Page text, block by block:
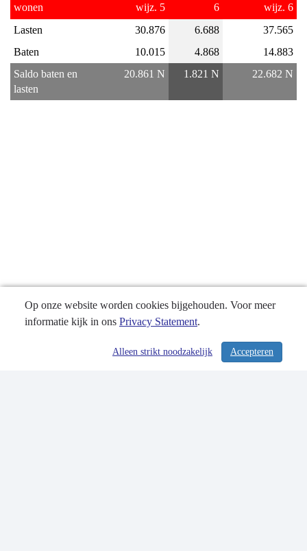
Ruimte
wonen
wijz. 5
6
wijz. 6
Lasten
30.876 6.688
37.565
Baten
10.015 4.868
14.883
Saldo baten en
lasten
20.861 N 1.821 N 22.682 N
/ 267
Op onze website worden cookies bijgehouden. Voor meer
informatie kijk in ons Privacy Statement.
Accepteren
Alleen strikt noodzakelijk